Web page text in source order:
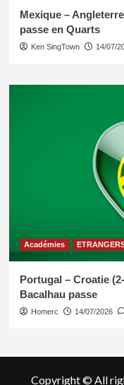
Mexique –
passe en Quarts
Ken SingTown 14/07/
Académies
Portugal – Croatie
Bacalhau passe
Homerc 14/07/2026
Copyright © All